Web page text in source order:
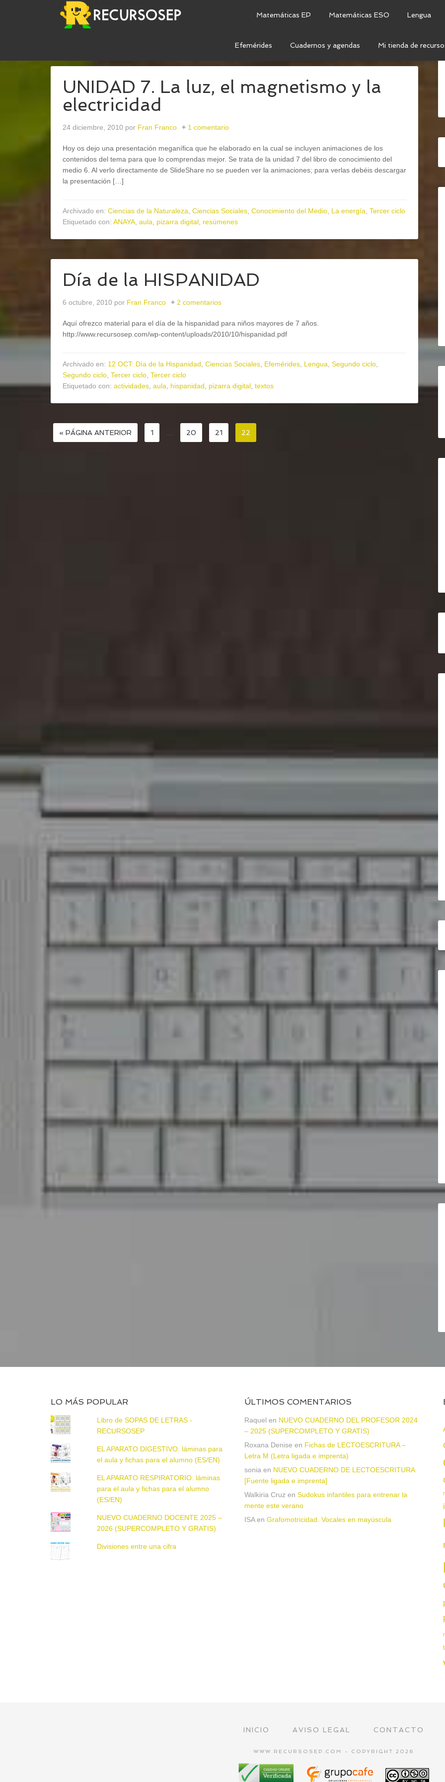
Matemáticas EP Matemáticas ESO Lengua
Efemérides Cuadernos y agendas Mi tienda de
CIENCIAS SOCIALES
UNIDAD 7. La luz, el magnetismo y la
electricidad
24 diciembre, 2010 por Fran Franco 1 comentario
Hoy os dejo una presentación meganífica que he elaborado en la cual se incluyen animaciones de los
contenidos del tema para que lo comprendas mejor. Se trata de la unidad 7 del libro de conocimiento del
medio 6. Al verlo directamente de SlideShare no se pueden ver la animaciones; para verlas debéis descargar
la presentación […]
Archivado en: Ciencias de la Naturaleza Ciencias Sociales Conocimiento del Medio La energía Tercer ciclo
Etiquetado con: ANAYA aula pizarra digital resúmenes
Día de la HISPANIDAD
6 octubre, 2010 por Fran Franco 2 comentarios
Aquí ofrezco material para el día de la hispanidad para niños mayores de 7 años.
http://www.recursosep.com/wp-content/uploads/2010/10/hispanidad.pdf
Archivado en: 12 OCT: Día de la Hispanidad Ciencias Sociales Efemérides Lengua Segundo ciclo
Segundo ciclo Tercer ciclo Tercer ciclo
Etiquetado con: actividades aula hispanidad pizarra digital textos
« PÁGINA ANTERIOR 1 20 21 22
LO MÁS POPULAR
Libro de SOPAS DE LETRAS -
RECURSOSEP
EL APARATO DIGESTIVO: láminas para
el aula y fichas para el alumno (ES/EN)
EL APARATO RESPIRATORIO: láminas
para el aula y fichas para el alumno
(ES/EN)
NUEVO CUADERNO DOCENTE 2025 –
2026 (SUPERCOMPLETO Y GRATIS)
Divisiones entre una cifra
ÚLTIMOS COMENTARIOS
Raquel en NUEVO CUADERNO DEL PROFESOR 2024
– 2025 (SUPERCOMPLETO Y GRATIS)
Roxana Denise en Fichas de LECTOESCRITURA –
Letra M (Letra ligada e imprenta)
sonia en NUEVO CUADERNO DE LECTOESCRITURA
[Fuente ligada e imprenta]
Walkiria Cruz en Sudokus infantiles para entrenar la
mente este verano
ISAen Grafomotricidad. Vocales en mayúscula
INICIO AVISO LEGAL CONTACTO
WWW.RECURSOSEP.COM - COPYRIGHT 2026